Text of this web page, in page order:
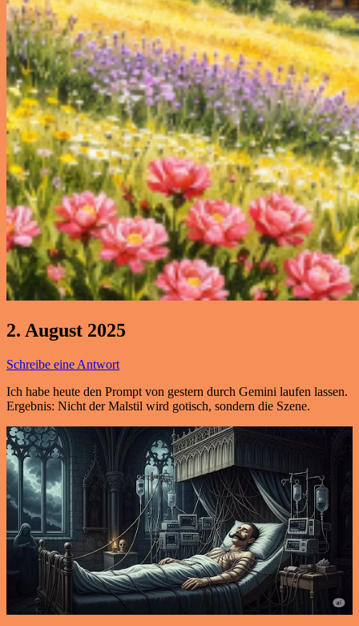
2. August 2025
Schreibe eine Antwort
Ich habe heute den Prompt von gestern durch Gemini laufen lassen.
Ergebnis: Nicht der Malstil wird gotisch, sondern die Szene.